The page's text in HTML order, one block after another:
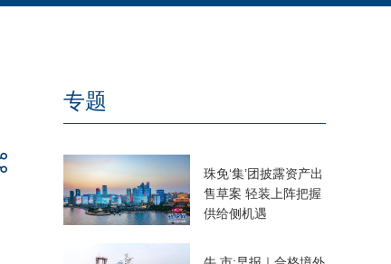
专题
珠免‘集’团披露资产出
售草案 轻装上阵把握
供给侧机遇